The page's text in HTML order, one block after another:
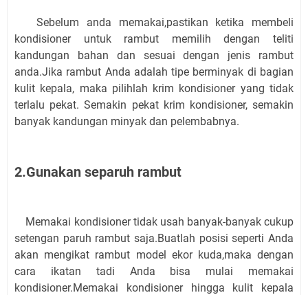
Sebelum anda memakai,pastikan ketika membeli
kondisioner untuk rambut memilih dengan teliti
kandungan bahan dan sesuai dengan jenis rambut
anda.Jika rambut Anda adalah tipe berminyak di bagian
kulit kepala, maka pilihlah krim kondisioner yang tidak
terlalu pekat. Semakin pekat krim kondisioner, semakin
banyak kandungan minyak dan pelembabnya.
2.Gunakan separuh rambut
Memakai kondisioner tidak usah banyak-banyak cukup
setengan paruh rambut saja.Buatlah posisi seperti Anda
akan mengikat rambut model ekor kuda,maka dengan
cara ikatan tadi Anda bisa mulai memakai
kondisioner.Memakai kondisioner hingga kulit kepala